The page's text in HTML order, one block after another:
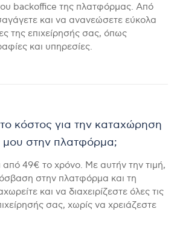
backoffice της πλατφόρμας. Από
και να ανανεώσετε εύκολα
της επιχείρησής σας, όπως
και υπηρεσίες.
το κόστος για την καταχώρηση
μου στην πλατφόρμα;
από 49€ το χρόνο. Με αυτήν την τιμή,
στην πλατφόρμα και τη
και να διαχειρίζεστε όλες τις
σας, χωρίς να χρειάζεστε